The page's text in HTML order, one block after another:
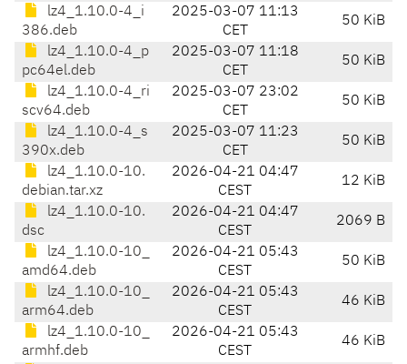
lz4_1.10.0-4_i
386.deb
2025-03-07 11:13
CET
50 KiB
lz4_1.10.0-4_p
pc64el.deb
2025-03-07 11:18
CET
50 KiB
lz4_1.10.0-4_ri
scv64.deb
2025-03-07 23:02
CET
50 KiB
lz4_1.10.0-4_s
390x.deb
2025-03-07 11:23
CET
50 KiB
lz4_1.10.0-10.
debian.tar.xz
2026-04-21 04:47
CEST
12 KiB
lz4_1.10.0-10.
dsc
2026-04-21 04:47
CEST
2069 B
lz4_1.10.0-10_
amd64.deb
2026-04-21 05:43
CEST
50 KiB
lz4_1.10.0-10_
arm64.deb
2026-04-21 05:43
CEST
46 KiB
lz4_1.10.0-10_
armhf.deb
2026-04-21 05:43
CEST
46 KiB